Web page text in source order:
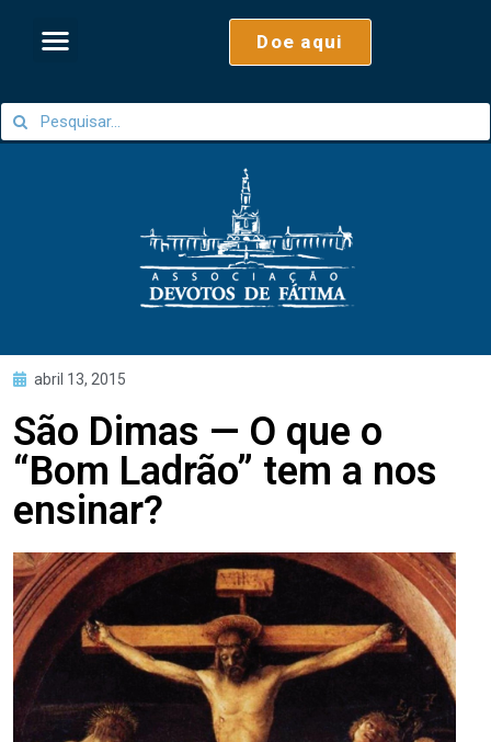
Doe aqui
abril 13, 2015
São Dimas — O que o
“Bom Ladrão” tem a nos
ensinar?